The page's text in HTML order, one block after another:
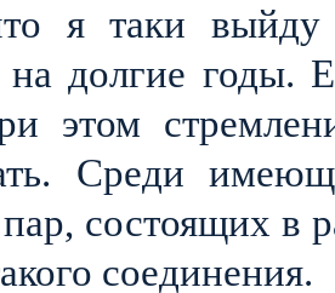
я таки
на долгие годы.
этом
Среди
состоящих в
соединения.